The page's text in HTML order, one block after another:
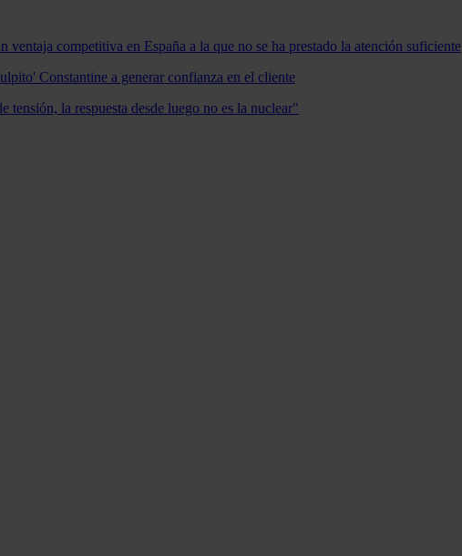
competitiva en España a la que no se ha prestado la atención suficiente
Constantine a generar confianza en el cliente
la respuesta desde luego no es la nuclear"